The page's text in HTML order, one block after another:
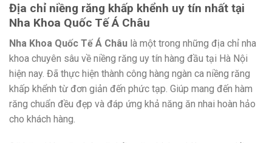
Địa chỉ niềng răng khấp khểnh uy tín nhất tại
Nha Khoa Quốc Tế Á Châu
Nha Khoa Quốc Tế Á Châu là một trong những địa chỉ nha
khoa chuyên sâu về niềng răng uy tín hàng đầu tại Hà Nội
hiện nay. Đã thực hiện thành công hàng ngàn ca niềng răng
khấp khểnh từ đơn giản đến phức tạp. Giúp mang đến hàm
răng chuẩn đều đẹp và đáp ứng khả năng ăn nhai hoàn hảo
cho khách hàng.